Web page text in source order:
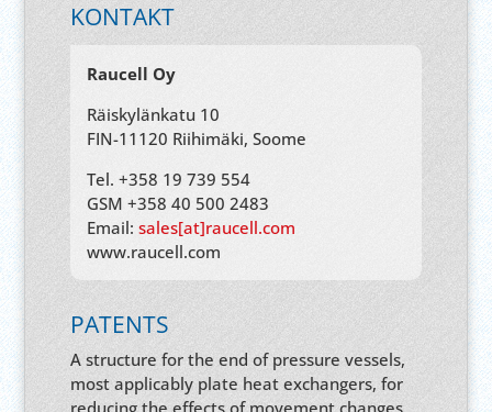
KONTAKT
Raucell Oy
Räiskylänkatu 10
FIN-11120 Riihimäki, Soome
Tel. +358 19 739 554
GSM +358 40 500 2483
Email: sales[at]raucell.com
www.raucell.com
PATENTS
A structure for the end of pressure vessels,
most applicably plate heat exchangers, for
reducing the effects of movement changes